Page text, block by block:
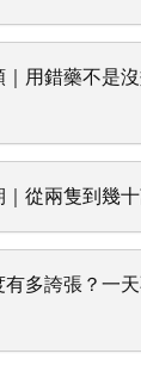
｜用錯藥不是
｜從兩隻到幾
有多誇張？一